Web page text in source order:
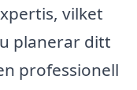
vilket
planerar ditt
professionell